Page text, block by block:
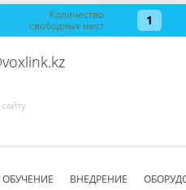
Количество
свободных мест
1
ОБУЧЕНИЕ ВНЕДРЕНИЕ